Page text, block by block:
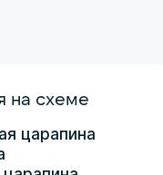
на схеме
царапина